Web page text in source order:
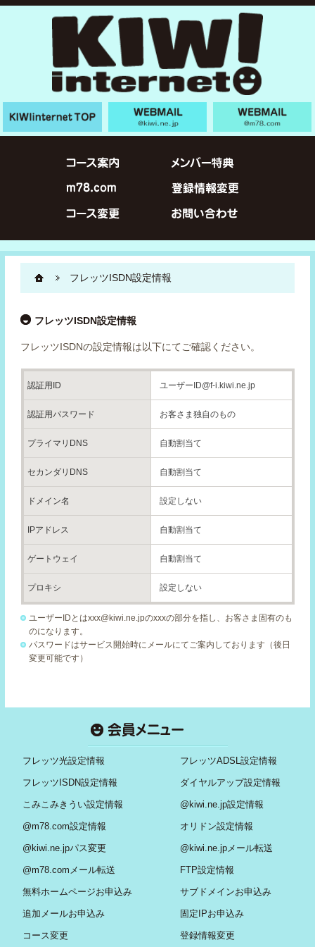
フレッツISDN設定情報
フレッツISDN設定情報
フレッツISDNの設定情報は以下にてご確認ください。
認証用ID ユーザーID@f-i.kiwi.ne.jp
認証用パスワード お客さま独自のもの
プライマリDNS 自動割当て
セカンダリDNS 自動割当て
ドメイン名 設定しない
IPアドレス 自動割当て
ゲートウェイ 自動割当て
プロキシ 設定しない
ユーザーIDとはxxx@kiwi.ne.jpのxxxの部分を指し、お客さま固有のも
のになります。
パスワードはサービス開始時にメールにてご案内しております（後日
変更可能です）
フレッツ光設定情報 フレッツADSL設定情報
フレッツISDN設定情報 ダイヤルアップ設定情報
こみこみきうい設定情報 @kiwi.ne.jp設定情報
@m78.com設定情報 オリドン設定情報
@kiwi.ne.jpパス変更 @kiwi.ne.jpメール転送
@m78.comメール転送 FTP設定情報
無料ホームページお申込み サブドメインお申込み
追加メールお申込み 固定IPお申込み
コース変更 登録情報変更